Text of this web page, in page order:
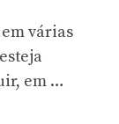
várias
em …